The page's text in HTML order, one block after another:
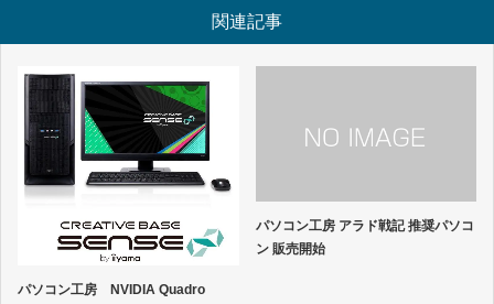
関連記事
パソコン工房 NVIDIA Quadro
パソコン工房 アラド戦記 推奨パソコ
ン 販売開始